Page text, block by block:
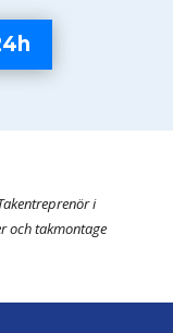
i
och takmontage